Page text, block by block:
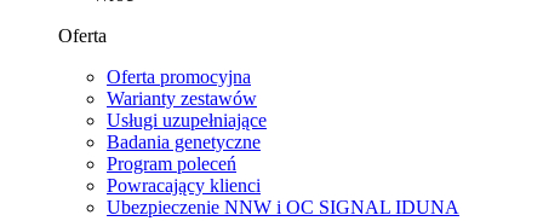
Oferta
Oferta promocyjna
Warianty zestawów
Usługi uzupełniające
Badania genetyczne
Program poleceń
Powracający klienci
Ubezpieczenie NNW i OC SIGNAL IDUNA